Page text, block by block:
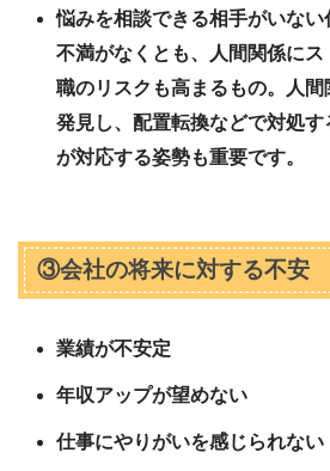
悩みを相談できる相手がいない
不満がなくとも、人間関係に
職のリスクも高まるもの。人間
発見し、配置転換などで対処す
が対応する姿勢も重要です。
③会社の将来に対する不安
業績が不安定
年収アップが望めない
仕事にやりがいを感じられない